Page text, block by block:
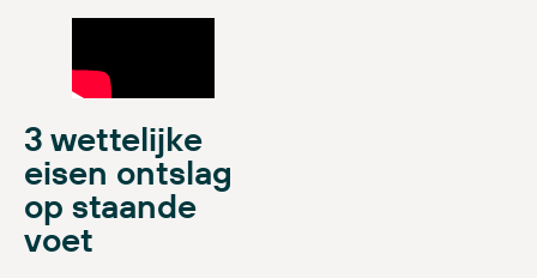
3 wettelijke
eisen ontslag
op staande
voet